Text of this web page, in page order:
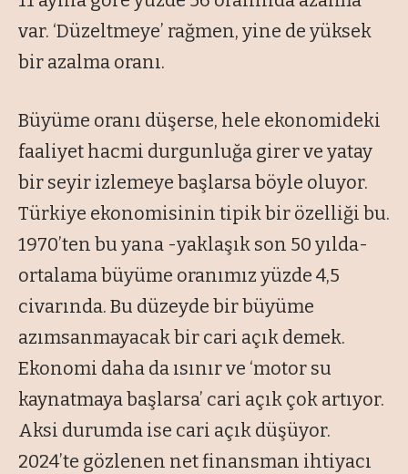
var. ‘Düzeltmeye’ rağmen, yine de yüksek
bir azalma oranı.
Büyüme oranı düşerse, hele ekonomideki
faaliyet hacmi durgunluğa girer ve yatay
bir seyir izlemeye başlarsa böyle oluyor.
Türkiye ekonomisinin tipik bir özelliği bu.
1970’ten bu yana -yaklaşık son 50 yılda-
ortalama büyüme oranımız yüzde 4,5
civarında. Bu düzeyde bir büyüme
azımsanmayacak bir cari açık demek.
Ekonomi daha da ısınır ve ‘motor su
kaynatmaya başlarsa’ cari açık çok artıyor.
Aksi durumda ise cari açık düşüyor.
2024’te gözlenen net finansman ihtiyacı